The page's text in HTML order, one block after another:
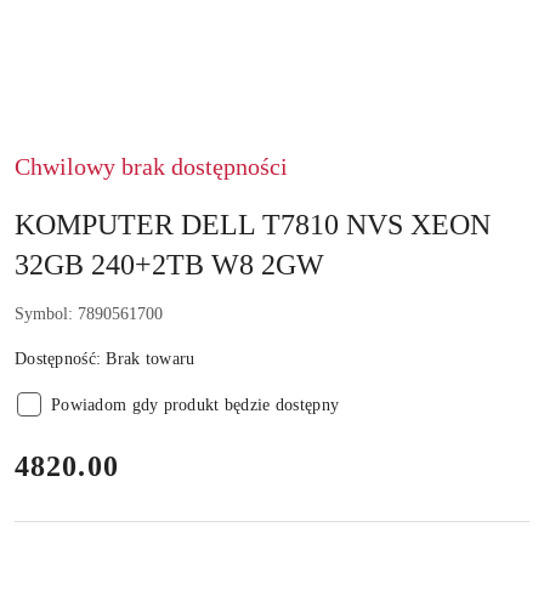
Chwilowy brak dostępności
KOMPUTER DELL T7810 NVS XEON
32GB 240+2TB W8 2GW
Symbol: 7890561700
Dostępność:Brak towaru
Powiadom gdy produkt będzie dostępny
cena:
4820.00